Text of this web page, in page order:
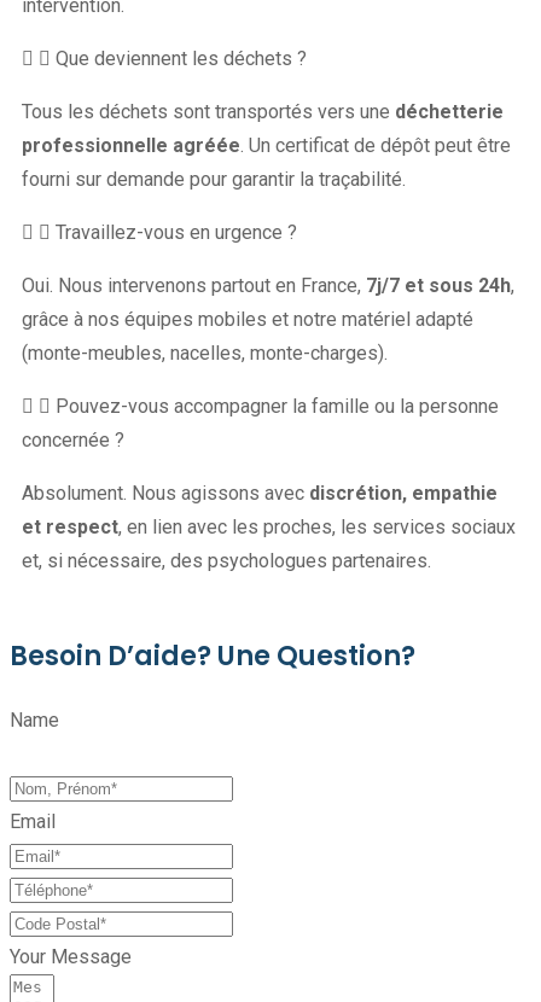
intervention.
Que deviennent les déchets ?
Tous les déchets sont transportés vers une déchetterie
professionnelle agréée. Un certificat de dépôt peut être
fourni sur demande pour garantir la traçabilité.
Travaillez-vous en urgence ?
Oui. Nous intervenons partout en France, 7j/7 et sous 24h,
grâce à nos équipes mobiles et notre matériel adapté
(monte-meubles, nacelles, monte-charges).
Pouvez-vous accompagner la famille ou la personne
concernée ?
Absolument. Nous agissons avec discrétion, empathie
et respect, en lien avec les proches, les services sociaux
et, si nécessaire, des psychologues partenaires.
Besoin D’aide? Une Question?
Name
Email
Your Message